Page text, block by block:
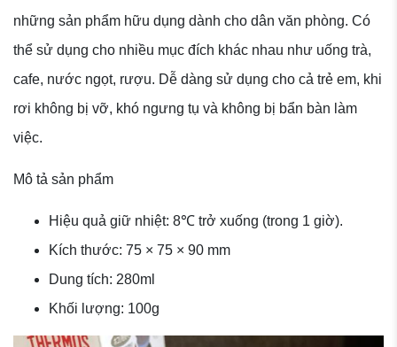
những sản phẩm hữu dụng dành cho dân văn phòng. Có
thể sử dụng cho nhiều mục đích khác nhau như uống trà,
cafe, nước ngọt, rượu. Dễ dàng sử dụng cho cả trẻ em, khi
rơi không bị vỡ, khó ngưng tụ và không bị bẩn bàn làm
việc.
Mô tả sản phẩm
Hiệu quả giữ nhiệt: 8℃ trở xuống (trong 1 giờ).
Kích thước: 75 × 75 × 90 mm
Dung tích: 280ml
Khối lượng: 100g